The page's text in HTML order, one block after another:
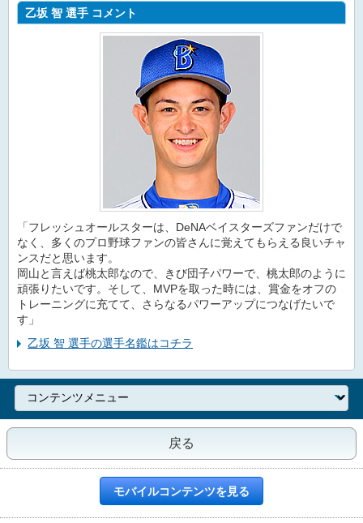
乙坂 智 選手 コメント
「フレッシュオールスターは、DeNAベイスターズファンだけで
なく、多くのプロ野球ファンの皆さんに覚えてもらえる良いチャ
ンスだと思います。
岡山と言えば桃太郎なので、きび団子パワーで、桃太郎のように
頑張りたいです。そして、MVPを取った時には、賞金をオフの
トレーニングに充てて、さらなるパワーアップにつなげたいで
す」
乙坂 智 選手の選手名鑑はコチラ
戻る
モバイルコンテンツを見る